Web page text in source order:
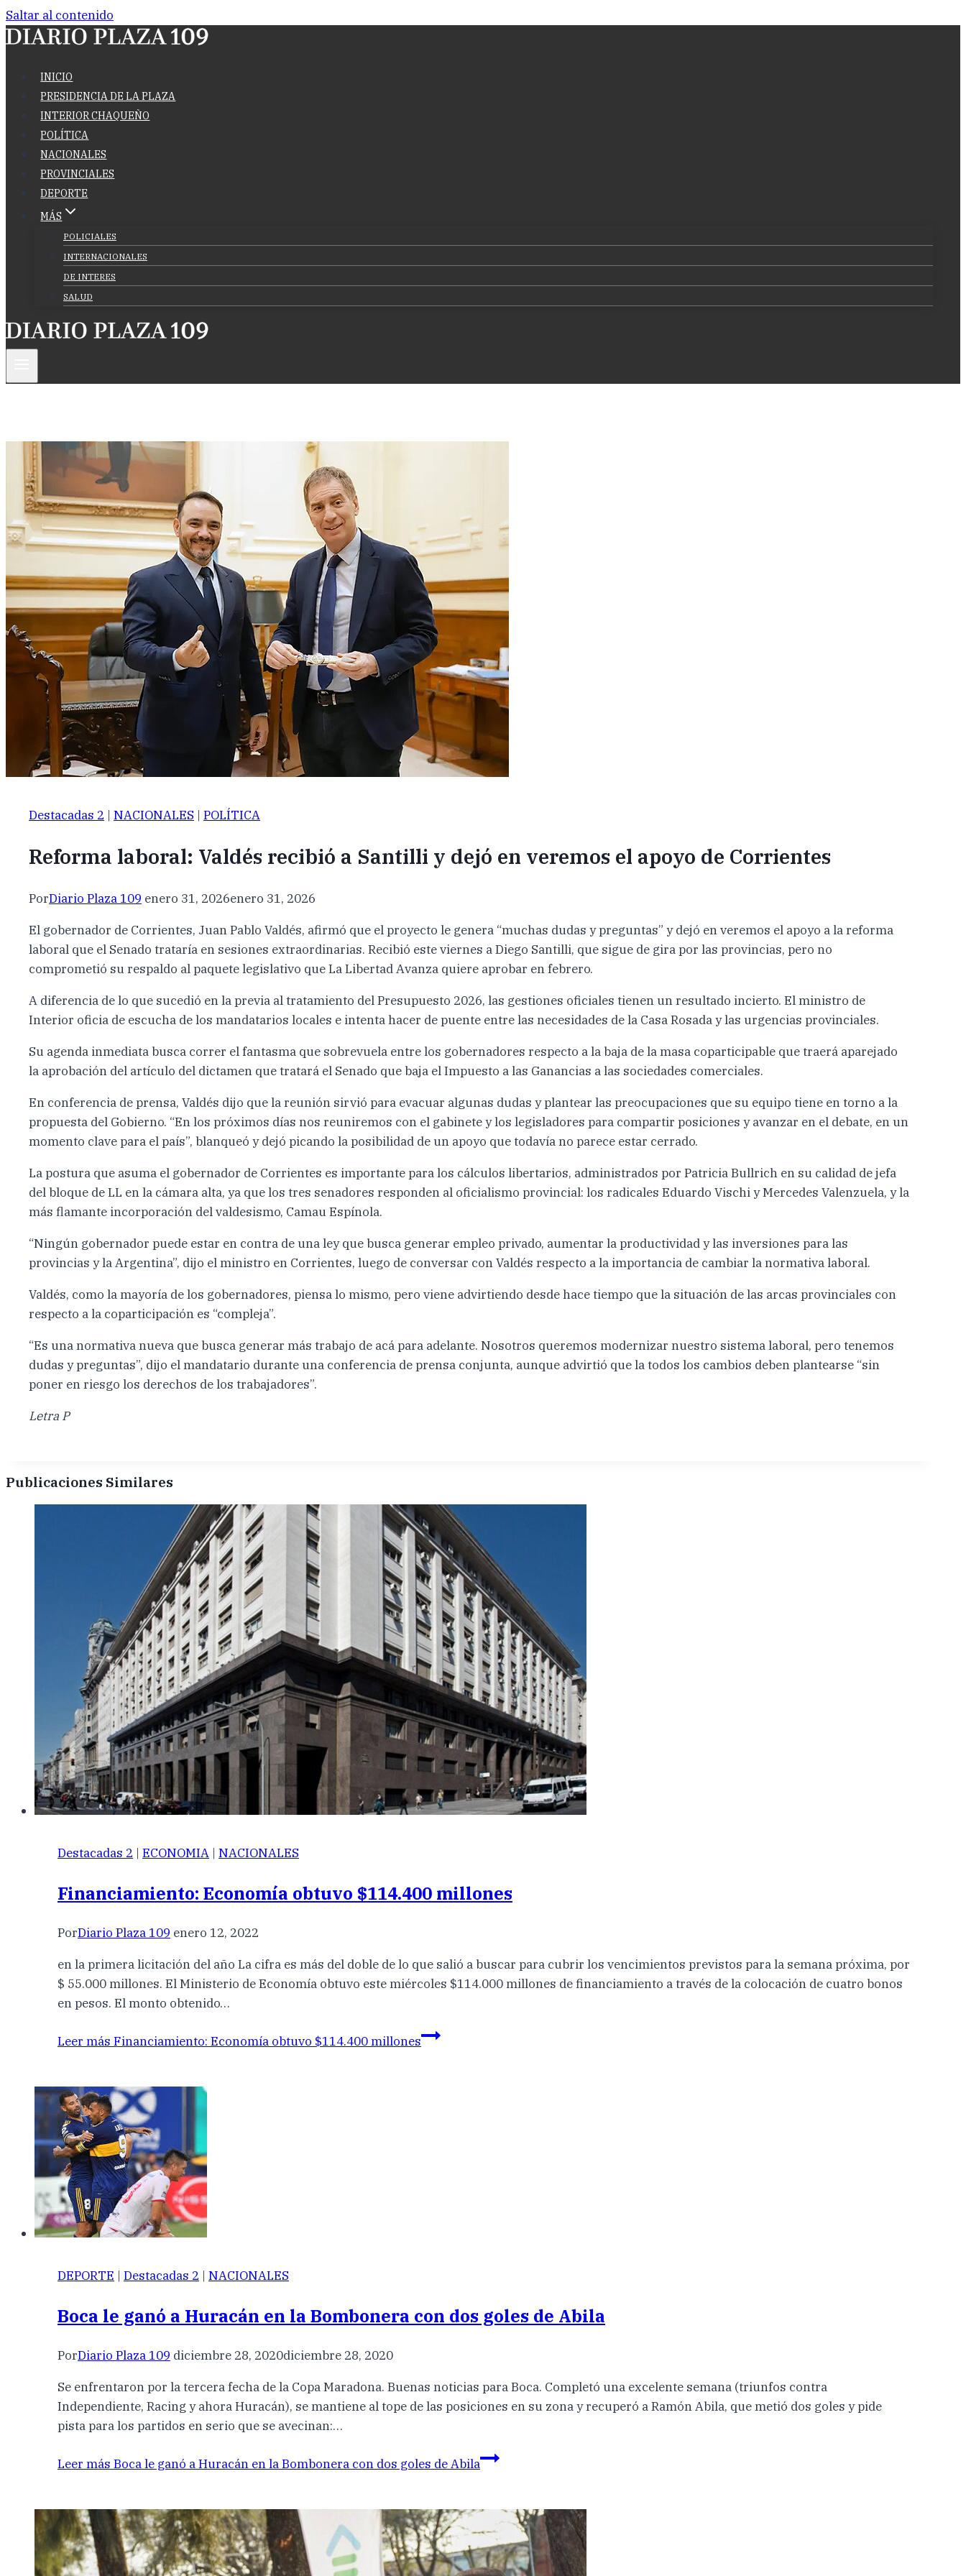
Saltar al contenido
INICIO
PRESIDENCIA DE LA PLAZA
INTERIOR CHAQUEÑO
POLÍTICA
NACIONALES
PROVINCIALES
DEPORTE
MÁS
POLICIALES
INTERNACIONALES
DE INTERES
SALUD
Destacadas 2 | NACIONALES | POLÍTICA
Reforma laboral: Valdés recibió a Santilli y dejó en veremos el apoyo de Corrientes
PorDiario Plaza 109 enero 31, 2026enero 31, 2026
El gobernador de Corrientes, Juan Pablo Valdés, afirmó que el proyecto le genera “muchas dudas y preguntas” y dejó en veremos el apoyo a la reforma
laboral que el Senado trataría en sesiones extraordinarias. Recibió este viernes a Diego Santilli, que sigue de gira por las provincias, pero no
comprometió su respaldo al paquete legislativo que La Libertad Avanza quiere aprobar en febrero.
A diferencia de lo que sucedió en la previa al tratamiento del Presupuesto 2026, las gestiones oficiales tienen un resultado incierto. El ministro de
Interior oficia de escucha de los mandatarios locales e intenta hacer de puente entre las necesidades de la Casa Rosada y las urgencias provinciales.
Su agenda inmediata busca correr el fantasma que sobrevuela entre los gobernadores respecto a la baja de la masa coparticipable que traerá aparejado
la aprobación del artículo del dictamen que tratará el Senado que baja el Impuesto a las Ganancias a las sociedades comerciales.
En conferencia de prensa, Valdés dijo que la reunión sirvió para evacuar algunas dudas y plantear las preocupaciones que su equipo tiene en torno a la
propuesta del Gobierno. “En los próximos días nos reuniremos con el gabinete y los legisladores para compartir posiciones y avanzar en el debate, en un
momento clave para el país”, blanqueó y dejó picando la posibilidad de un apoyo que todavía no parece estar cerrado.
La postura que asuma el gobernador de Corrientes es importante para los cálculos libertarios, administrados por Patricia Bullrich en su calidad de jefa
del bloque de LL en la cámara alta, ya que los tres senadores responden al oficialismo provincial: los radicales Eduardo Vischi y Mercedes Valenzuela, y la
más flamante incorporación del valdesismo, Camau Espínola.
“Ningún gobernador puede estar en contra de una ley que busca generar empleo privado, aumentar la productividad y las inversiones para las
provincias y la Argentina”, dijo el ministro en Corrientes, luego de conversar con Valdés respecto a la importancia de cambiar la normativa laboral.
Valdés, como la mayoría de los gobernadores, piensa lo mismo, pero viene advirtiendo desde hace tiempo que la situación de las arcas provinciales con
respecto a la coparticipación es “compleja”.
“Es una normativa nueva que busca generar más trabajo de acá para adelante. Nosotros queremos modernizar nuestro sistema laboral, pero tenemos
dudas y preguntas”, dijo el mandatario durante una conferencia de prensa conjunta, aunque advirtió que la todos los cambios deben plantearse “sin
poner en riesgo los derechos de los trabajadores”.
Letra P
Publicaciones Similares
Destacadas 2 | ECONOMIA | NACIONALES
Financiamiento: Economía obtuvo $114.400 millones
PorDiario Plaza 109 enero 12, 2022
en la primera licitación del año La cifra es más del doble de lo que salió a buscar para cubrir los vencimientos previstos para la semana próxima, por
$ 55.000 millones. El Ministerio de Economía obtuvo este miércoles $114.000 millones de financiamiento a través de la colocación de cuatro bonos
en pesos. El monto obtenido…
Leer más Financiamiento: Economía obtuvo $114.400 millones
DEPORTE | Destacadas 2 | NACIONALES
Boca le ganó a Huracán en la Bombonera con dos goles de Abila
PorDiario Plaza 109 diciembre 28, 2020diciembre 28, 2020
Se enfrentaron por la tercera fecha de la Copa Maradona. Buenas noticias para Boca. Completó una excelente semana (triunfos contra
Independiente, Racing y ahora Huracán), se mantiene al tope de las posiciones en su zona y recuperó a Ramón Abila, que metió dos goles y pide
pista para los partidos en serio que se avecinan:…
Leer más Boca le ganó a Huracán en la Bombonera con dos goles de Abila